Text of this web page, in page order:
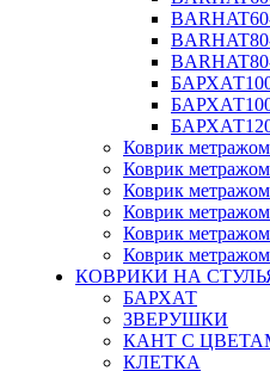
Коврик
Коврик
Коврик
Коврик
Коврик
Коврик
КОВРИКИ НА
БАРХАТ
ЗВЕРУШКИ
КАНТ С
КЛЕТКА